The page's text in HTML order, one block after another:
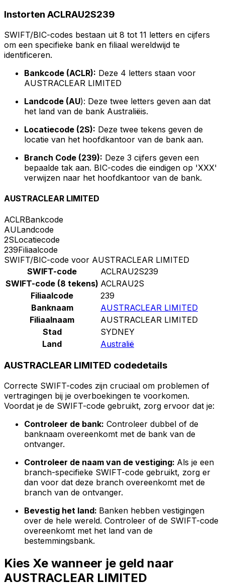
Instorten ACLRAU2S239
SWIFT/BIC-codes bestaan uit 8 tot 11 letters en cijfers
om een specifieke bank en filiaal wereldwijd te
identificeren.
Bankcode (ACLR): Deze 4 letters staan voor
AUSTRACLEAR LIMITED
Landcode (AU): Deze twee letters geven aan dat
het land van de bank Australiëis.
Locatiecode (2S): Deze twee tekens geven de
locatie van het hoofdkantoor van de bank aan.
Branch Code (239): Deze 3 cijfers geven een
bepaalde tak aan. BIC-codes die eindigen op 'XXX'
verwijzen naar het hoofdkantoor van de bank.
AUSTRACLEAR LIMITED
ACLRBankcode
AULandcode
2SLocatiecode
239Filiaalcode
SWIFT/BIC-code voor AUSTRACLEAR LIMITED
SWIFT-code
ACLRAU2S239
SWIFT-code (8 tekens) ACLRAU2S
Filiaalcode
239
Banknaam
AUSTRACLEAR LIMITED
Filiaalnaam
AUSTRACLEAR LIMITED
Stad
SYDNEY
Land
Australië
AUSTRACLEAR LIMITED codedetails
Correcte SWIFT-codes zijn cruciaal om problemen of
vertragingen bij je overboekingen te voorkomen.
Voordat je de SWIFT-code gebruikt, zorg ervoor dat je:
Controleer de bank: Controleer dubbel of de
banknaam overeenkomt met de bank van de
ontvanger.
Controleer de naam van de vestiging: Als je een
branch-specifieke SWIFT-code gebruikt, zorg er
dan voor dat deze branch overeenkomt met de
branch van de ontvanger.
Bevestig het land: Banken hebben vestigingen
over de hele wereld. Controleer of de SWIFT-code
overeenkomt met het land van de
bestemmingsbank.
Kies Xe wanneer je geld naar
AUSTRACLEAR LIMITED